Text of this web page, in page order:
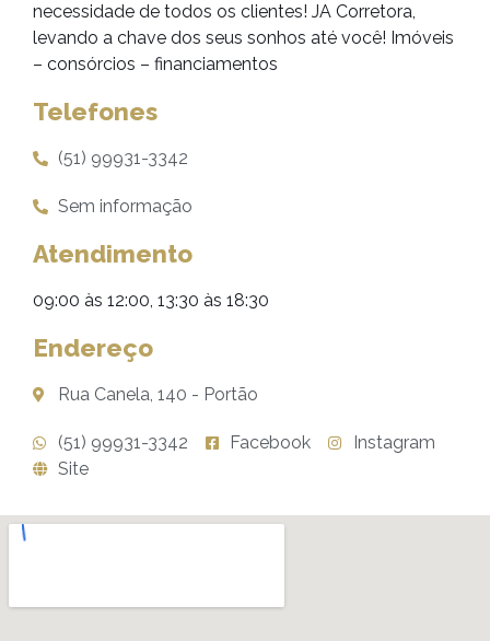
necessidade de todos os clientes! JA Corretora,
levando a chave dos seus sonhos até você! Imóveis
– consórcios – financiamentos
Telefones
(51) 99931-3342
Sem informação
Atendimento
09:00 às 12:00, 13:30 às 18:30
Endereço
Rua Canela, 140 - Portão
(51) 99931-3342 Facebook
Instagram
Site